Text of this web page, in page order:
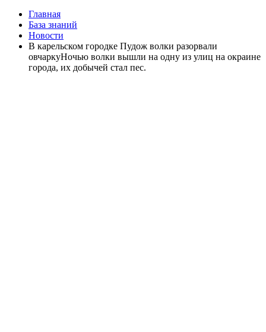
Главная
База знаний
Новости
В карельском городке Пудож волки разорвали
овчаркуНочью волки вышли на одну из улиц на окраине
города, их добычей стал пес.